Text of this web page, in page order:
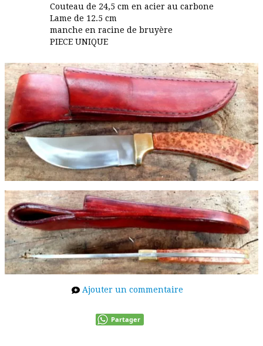
Couteau de 24,5 cm en acier au carbone
Lame de 12.5 cm
manche en racine de bruyère
PIECE UNIQUE
Ajouter un commentaire
Partager